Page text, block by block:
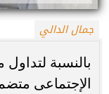
جمال الدالي
بالنسبة
الإجتماعى